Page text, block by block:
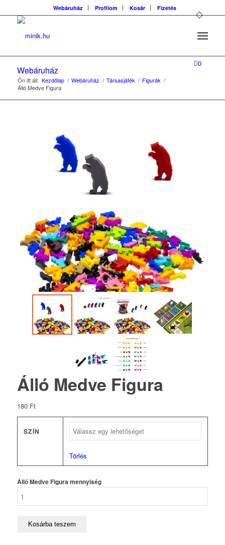
Webáruház Profilom Kosár Fizetés
0
Webáruház
Ön itt áll: Kezdőlap / Webáruház / Társasjáték / Figurák /
Álló Medve Figura
Álló Medve Figura
180 Ft
SZÍN
Törlés
Álló Medve Figura mennyiség
Kosárba teszem